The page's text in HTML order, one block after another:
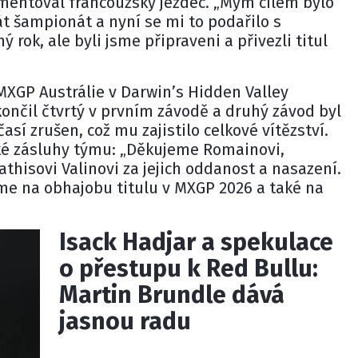
šampionát a nyní se mi to podařilo s
rok, ale byli jsme připraveni a přivezli titul
Austrálie v Darwin’s Hidden Valley
čtvrtý v prvním závodě a druhý závod byl
zrušen, což mu zajistilo celkové vítězství.
zásluhy týmu: „Děkujeme Romainovi,
Valinovi za jejich oddanost a nasazení.
na obhajobu titulu v MXGP 2026 a také na
Isack Hadjar a spekulace
o přestupu k Red Bullu:
Martin Brundle dává
jasnou radu